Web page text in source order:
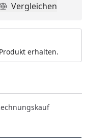
Produkt
Vergleichen
erhalten.